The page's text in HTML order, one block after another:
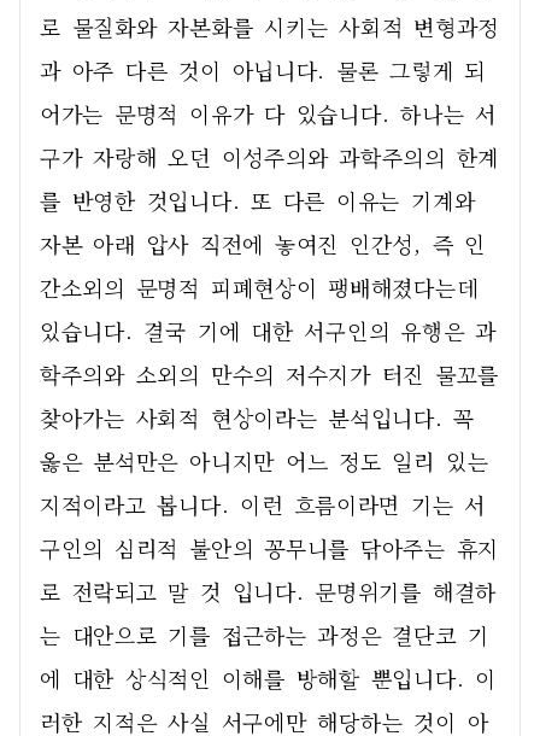
로 물질화와 자본화를 시키는 사회적 변형과정
과 아주 다른 것이 아닙니다. 물론 그렇게 되
어가는 문명적 이유가 다 있습니다. 하나는 서
구가 자랑해 오던 이성주의와 과학주의의 한계
를 반영한 것입니다. 또 다른 이유는 기계와
자본 아래 압사 직전에 놓여진 인간성, 즉 인
간소외의 문명적 피폐현상이 팽배해졌다는데
있습니다. 결국 기에 대한 서구인의 유행은 과
학주의와 소외의 만수의 저수지가 터진 물꼬를
찾아가는 사회적 현상이라는 분석입니다. 꼭
옳은 분석만은 아니지만 어느 정도 일리 있는
지적이라고 봅니다. 이런 흐름이라면 기는 서
구인의 심리적 불안의 꽁무니를 닦아주는 휴지
로 전락되고 말 것 입니다. 문명위기를 해결하
는 대안으로 기를 접근하는 과정은 결단코 기
에 대한 상식적인 이해를 방해할 뿐입니다. 이
러한 지적은 사실 서구에만 해당하는 것이 아